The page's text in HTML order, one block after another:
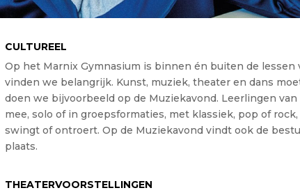
CULTUREEL
Op het Marnix Gymnasium is binnen én buiten de lessen
vinden we belangrijk. Kunst, muziek, theater en dans
doen we bijvoorbeeld op de Muziekavond. Leerlingen
mee, solo of in groepsformaties, met klassiek, pop of
swingt of ontroert. Op de Muziekavond vindt ook de
plaats.
THEATERVOORSTELLINGEN